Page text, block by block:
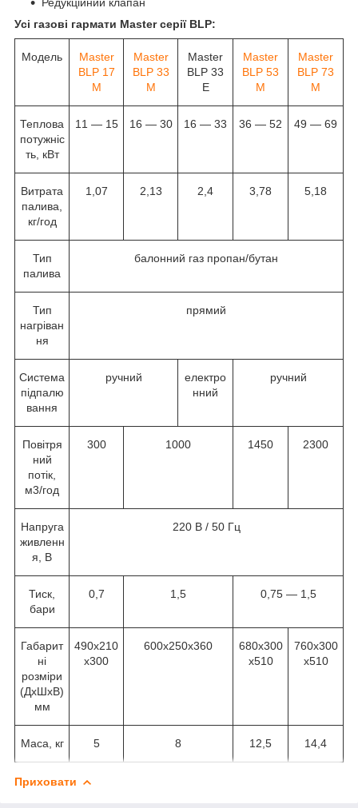
Усі газові гармати Master серії BLP:
Модель
Master
BLP 17
M
Master
BLP 33
M
Master
BLP 33
E
Master
BLP 53
M
Master
BLP 73
M
Теплова
потужніс
ть, кВт
11 — 15 16 — 30 16 — 33 36 — 52 49 — 69
Витрата
палива,
кг/год
1,07 2,13 2,4 3,78 5,18
Тип
палива
балонний газ пропан/бутан
Тип
нагріван
ня
прямий
Система
підпалю
вання
ручний
електро
нний
ручний
Повітря
ний
потік,
м3/год
300 1000 1450 2300
Напруга
живленн
я, В
220 В / 50 Гц
Тиск,
бари
0,7 1,5 0,75 — 1,5
Габарит
ні
розміри
(ДхШхВ)
мм
490x210
x300
600x250x360
680x300
x510
760x300
x510
Маса, кг 5 8 12,5 14,4
Приховати